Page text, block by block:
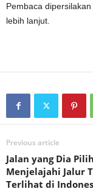
Pembaca
lebih lanjut.
Previous article
Jalan yang Dia
Menjelajahi Jalur
Terlihat di